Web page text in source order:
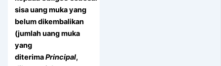
sisa uang muka yang
belum dikembalikan
(jumlah uang muka
yang
diterimaPrincipal,